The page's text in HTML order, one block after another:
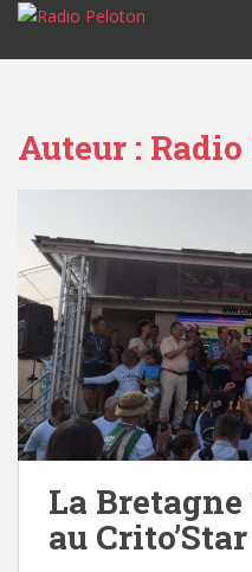
Auteur :
La
au